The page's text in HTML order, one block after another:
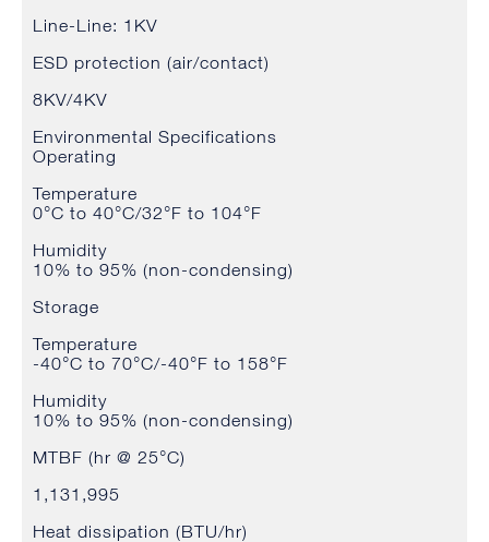
Line-Line: 1KV
ESD protection (air/contact)
8KV/4KV
Environmental Specifications
Operating
Temperature
0°C to 40°C/32°F to 104°F
Humidity
10% to 95% (non-condensing)
Storage
Temperature
-40°C to 70°C/-40°F to 158°F
Humidity
10% to 95% (non-condensing)
MTBF (hr @ 25°C)
1,131,995
Heat dissipation (BTU/hr)